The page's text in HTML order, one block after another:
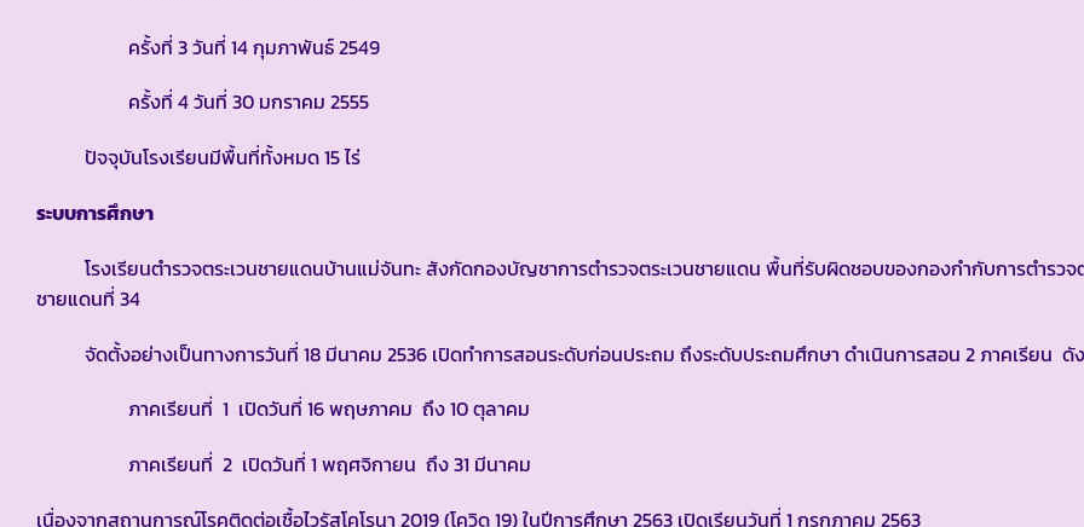
ครั้งที่ 3 วันที่ 14 กุมภาพันธ์ 2549
ครั้งที่ 4 วันที่ 30 มกราคม 2555
ปัจจุบันโรงเรียนมีพื้นที่ทั้งหมด 15 ไร่
ระบบการศึกษา
โรงเรียนตำรวจตระเวนชายแดนบ้านแม่จันทะ สังกัดกองบัญชาการตำรวจตระเวนชายแดน พื้นที่รับผิดชอบของกองกำกับการตำรวจต
ชายแดนที่ 34
จัดตั้งอย่างเป็นทางการวันที่ 18 มีนาคม 2536 เปิดทำการสอนระดับก่อนประถม ถึงระดับประถมศึกษา ดำเนินการสอน 2 ภาคเรียน ดั
ภาคเรียนที่ 1 เปิดวันที่ 16 พฤษภาคม ถึง 10 ตุลาคม
ภาคเรียนที่ 2 เปิดวันที่ 1 พฤศจิกายน ถึง 31 มีนาคม
เนื่องจากสถานการณ์โรคติดต่อเชื้อไวรัสโคโรนา 2019 (โควิด 19) ในปีการศึกษา 2563 เปิดเรียนวันที่ 1 กรกฎาคม 2563